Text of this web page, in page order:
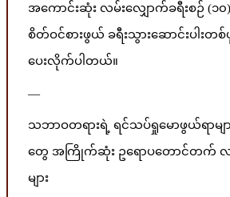
အကောင်းဆုံး လမ်းလျှောက်ခရီးစဉ် (၁
စိတ်ဝင်စားဖွယ် ခရီးသွားဆောင်းပါး
ပေးလိုက်ပါတယ်။
—
သဘာဝတရားရဲ့ ရင်သပ်ရှုမောဖွယ်ရာမ
တွေ အကြိုက်ဆုံး ဥရောပတောင်တက် လ
များ